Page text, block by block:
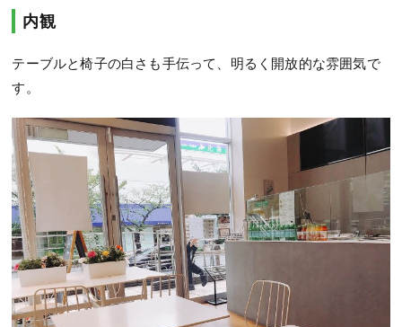
内観
テーブルと椅子の白さも手伝って、明るく開放的な雰囲気で
す。